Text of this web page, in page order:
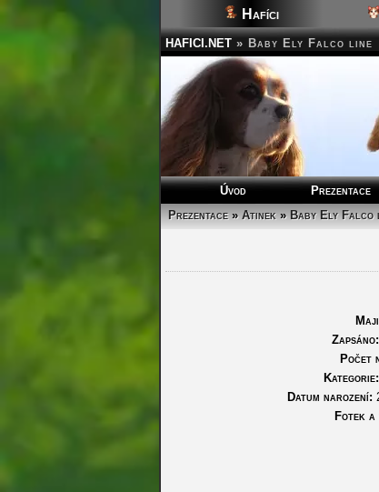
Hafíci
HAFICI.NET » Baby Ely Falco line
Úvod Prezentace
Prezentace»Atinek»Baby Ely Falco
Zapsáno:
Počet
Kategorie:
Datum narození:
Fotek a